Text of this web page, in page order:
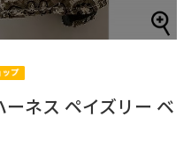
ネス ペイズリー ベ